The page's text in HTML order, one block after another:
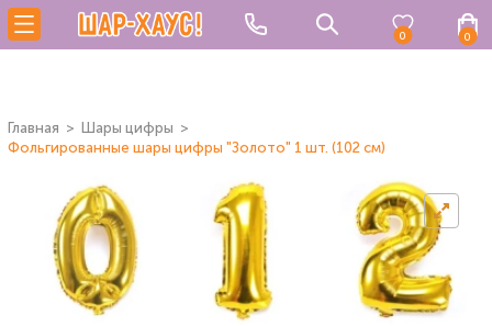
0 0
Главная
Шары цифры
Фольгированные шары цифры "Золото" 1 шт. (102 см)